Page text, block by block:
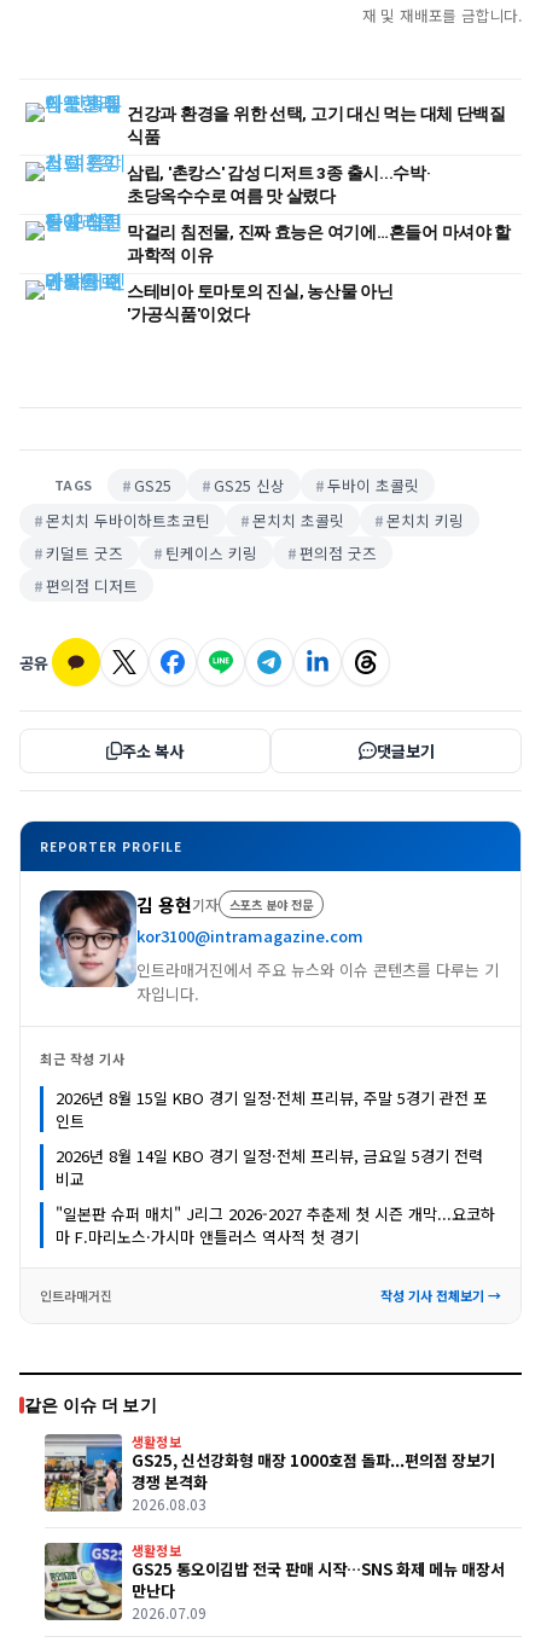
재 및 재배포를 금합니다.
건강과 환경을 위한 선택, 고기 대신 먹는 대체 단백질
식품
삼립, '촌캉스' 감성 디저트 3종 출시...수박·
초당옥수수로 여름 맛 살렸다
막걸리 침전물, 진짜 효능은 여기에…흔들어 마셔야 할
과학적 이유
스테비아 토마토의 진실, 농산물 아닌
'가공식품'이었다
TAGS GS25 GS25 신상
두바이 초콜릿
몬치치 두바이하트초코틴
몬치치 초콜릿
몬치치 키링
키덜트 굿즈
틴케이스 키링
편의점 굿즈
편의점 디저트
공유
주소 복사 댓글보기
REPORTER PROFILE
김 용현기자 스포츠 분야 전문
kor3100@intramagazine.com
인트라매거진에서 주요 뉴스와 이슈 콘텐츠를 다루는 기
자입니다.
최근 작성 기사
2026년 8월 15일 KBO 경기 일정·전체 프리뷰, 주말 5경기 관전 포
인트
2026년 8월 14일 KBO 경기 일정·전체 프리뷰, 금요일 5경기 전력
비교
"일본판 슈퍼 매치" J리그 2026-2027 추춘제 첫 시즌 개막...요코하
마 F.마리노스·가시마 앤틀러스 역사적 첫 경기
인트라매거진 작성 기사 전체보기 →
같은 이슈 더 보기
생활정보
GS25, 신선강화형 매장 1000호점 돌파...편의점 장보기
경쟁 본격화
2026.08.03
생활정보
GS25 통오이김밥 전국 판매 시작…SNS 화제 메뉴 매장서
만난다
2026.07.09